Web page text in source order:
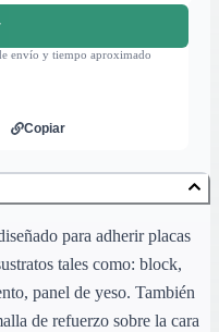
envío y tiempo aproximado
Copiar
para adherir placas
tales como: block,
panel de yeso. También
de refuerzo sobre la cara